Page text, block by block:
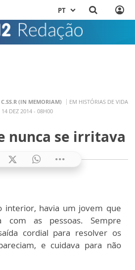
PT
(IN MEMORIAM)
EM HISTÓRIAS DE VIDA
14 DEZ 2014 - 08H00
nunca se irritava
interior, havia um jovem que
com as pessoas. Sempre
cordial para resolver os
e cuidava para não